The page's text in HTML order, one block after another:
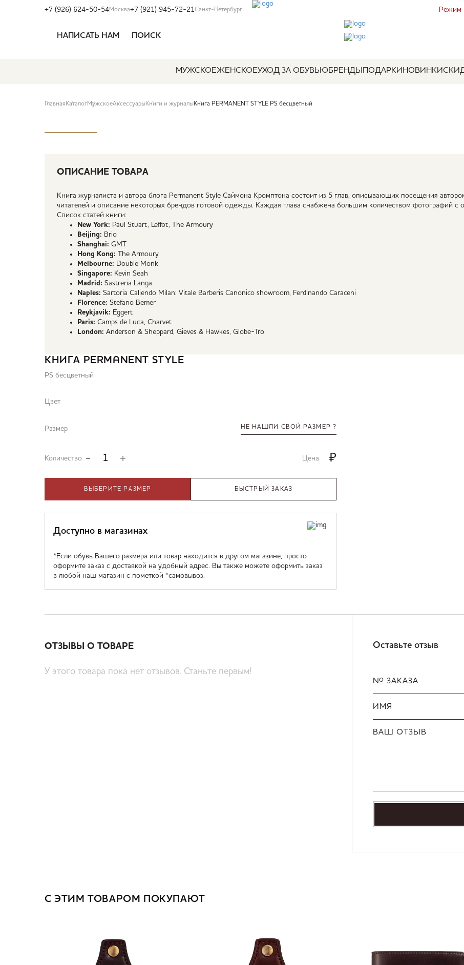
+7 (926) 624-50-54Москва+7 (921) 945-72-21Санкт-Петербург Режим
НАПИСАТЬ НАМ ПОИСК
МУЖСКОЕЖЕНСКОЕУХОД ЗА ОБУВЬЮБРЕНДЫ ПОДАРКИ НОВИНКИ
Главная КаталогМужскоеАксессуары Книги и журналыКнига PERMANENT STYLE PS бесцветный
ОПИСАНИЕ ТОВАРА
Книга журналиста и автора блога Permanent Style Саймона Кромптона состоит из 5 глав, описывающих посещения
читателей и описание некоторых брендов готовой одежды. Каждая глава снабжена большим количеством фотографий с
Список статей книги:
New York: Paul Stuart, Leffot, The Armoury
Beijing: Brio
Shanghai: GMT
Hong Kong: The Armoury
Melbourne: Double Monk
Singapore: Kevin Seah
Madrid: Sastreria Langa
Naples: Sartoria Caliendo Milan: Vitale Barberis Canonico showroom, Ferdinando Caraceni
Florence: Stefano Bemer
Reykjavik: Eggert
Paris: Camps de Luca, Charvet
London: Anderson & Sheppard, Gieves & Hawkes, Globe-Tro
КНИГА PERMANENT STYLE
PS бесцветный
Цвет
Размер НЕ НАШЛИ СВОЙ РАЗМЕР ?
Количество Цена ₽
ВЫБЕРИТЕ РАЗМЕР БЫСТРЫЙ ЗАКАЗ
Доступно в магазинах
*Если обувь Вашего размера или товар находится в другом магазине, просто
оформите заказ с доставкой на удобный адрес. Вы также можете оформить заказ
в любой наш магазин с пометкой *самовывоз.
ОТЗЫВЫ О ТОВАРЕ
У этого товара пока нет отзывов. Станьте первым!
Оставьте отзыв
№ ЗАКАЗА
ИМЯ
ВАШ ОТЗЫВ
С ЭТИМ ТОВАРОМ ПОКУПАЮТ